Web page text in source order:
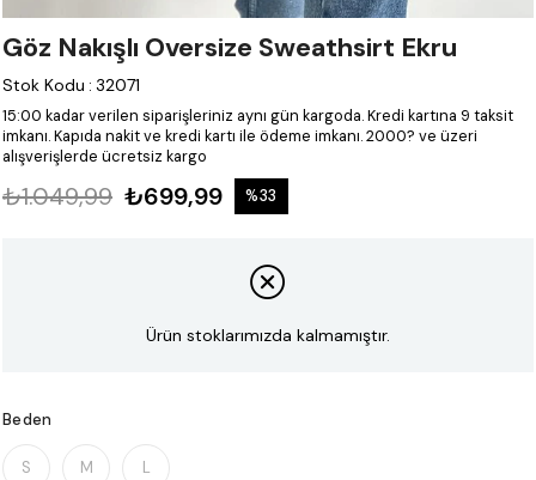
Göz Nakışlı Oversize Sweathsirt Ekru
Stok Kodu : 32071
15:00 kadar verilen siparişleriniz aynı gün kargoda.Kredi kartına 9 taksit
imkanı.Kapıda nakit ve kredi kartı ile ödeme imkanı.2000? ve üzeri
alışverişlerde ücretsiz kargo
₺1.049,99 ₺699,99 %33
Ürün stoklarımızda kalmamıştır.
Beden
S M L